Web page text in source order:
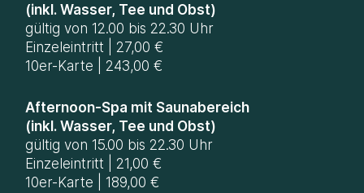
(inkl. Wasser, Tee und Obst)
gültig von 12.00 bis 22.30 Uhr
Einzeleintritt | 27,00 €
10er-Karte | 243,00 €
Afternoon-Spa mit Saunabereich
(inkl. Wasser, Tee und Obst)
gültig von 15.00 bis 22.30 Uhr
Einzeleintritt | 21,00 €
10er-Karte | 189,00 €